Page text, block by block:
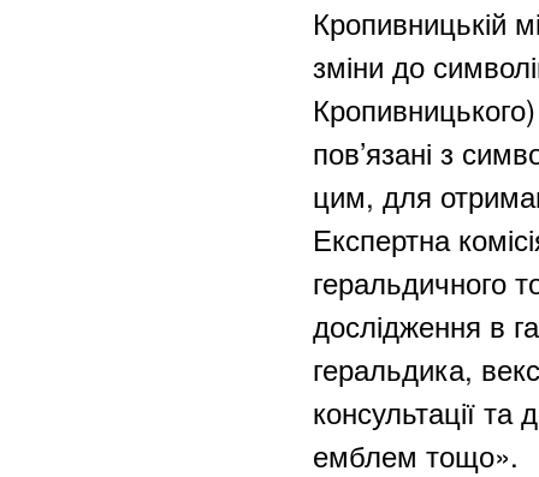
Кропивницькій
зміни до
пов’язані з
цим, для
Експертна
геральдичного
дослідження в
геральдика,
консультації
емблем тощо».